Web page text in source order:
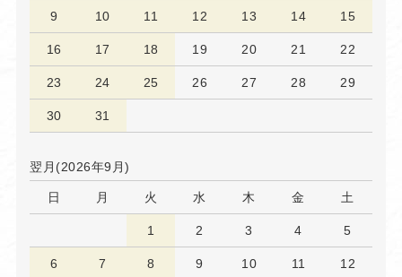
9 10 11 12 13 14 15
16 17 18 19 20 21 22
23 24 25 26 27 28 29
30 31
翌月(2026年9月)
日 月 火 水 木 金 土
1 2 3 4 5
6 7 8 9 10 11 12